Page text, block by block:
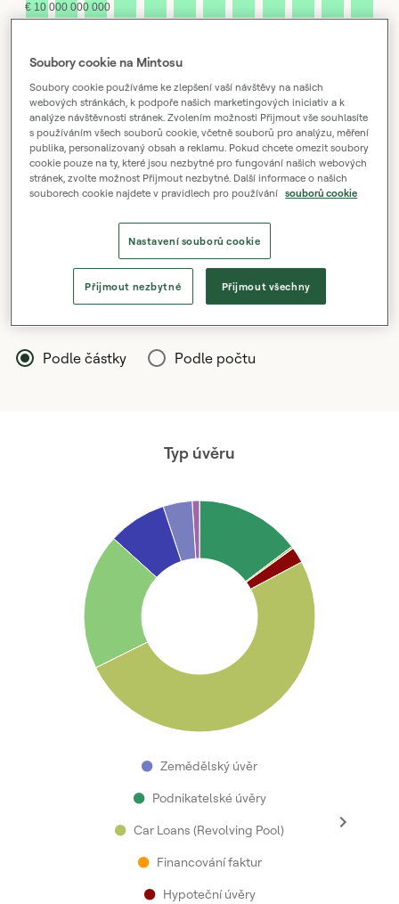
2026
01
2026
05
€ 10 000 000 000
Nesplacené úvěry
Podle částky Podle počtu
Typ úvěru
● Zemědělský úvěr
● Podnikatelské úvěry
● Car Loans (Revolving Pool)
● Financování faktur
● Hypoteční úvěry
Soubory cookie na Mintosu
Soubory cookie používáme ke zlepšení vaší návštěvy na našich
webových stránkách, k podpoře našich marketingových iniciativ a k
analýze návštěvnosti stránek. Zvolením možnosti Přijmout vše souhlasíte
s používáním všech souborů cookie, včetně souborů pro analýzu, měření
publika, personalizovaný obsah a reklamu. Pokud chcete omezit soubory
cookie pouze na ty, které jsou nezbytné pro fungování našich webových
stránek, zvolte možnost Přijmout nezbytné. Další informace o našich
souborech cookie najdete v pravidlech pro používání souborů cookie
Nastavení souborů cookie
Přijmout nezbytné Přijmout všechny